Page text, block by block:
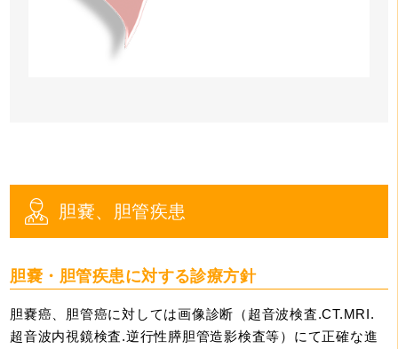
胆嚢、胆管疾患
胆嚢・胆管疾患に対する診療方針
胆嚢癌、胆管癌に対しては画像診断（超音波検査.CT.MRI.
超音波内視鏡検査.逆行性膵胆管造影検査等）にて正確な進